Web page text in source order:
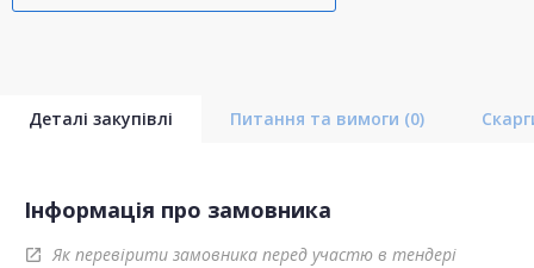
Деталі закупівлі Питання та вимоги (0)
Інформація про замовника
open_in_new Як перевірити замовника перед участю в тендері